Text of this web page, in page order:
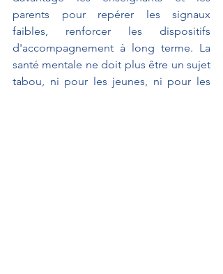
parents pour repérer les signaux
faibles, renforcer les dispositifs
d'accompagnement à long terme. La
santé mentale ne doit plus être un sujet
tabou, ni pour les jeunes, ni pour les